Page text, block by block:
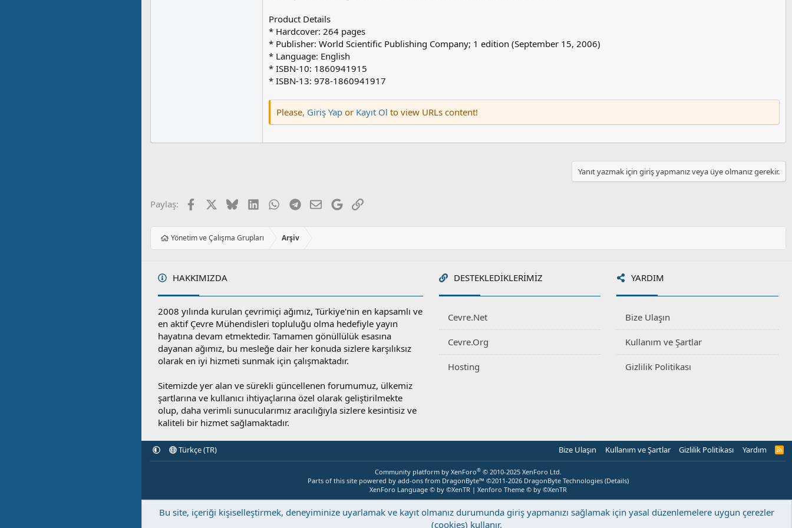
Product Details
* Hardcover: 264 pages
* Publisher: World Scientific Publishing Company; 1 edition (September 15, 2006)
* Language: English
* ISBN-10: 1860941915
* ISBN-13: 978-1860941917
Please, Giriş Yap or Kayıt Ol to view URLs content!
Yanıt yazmak için giriş yapmanız veya üye olmanız gerekir.
Paylaş: Facebook BlueskyLinkedInWhatsApp
Telegram
E-postaGoogleLink
Yönetim ve Çalışma Grupları Arşiv
HAKKIMIZDA
2008 yılında kurulan çevrimiçi ağımız, Türkiye'nin en kapsamlı ve
en aktif Çevre Mühendisleri topluluğu olma hedefiyle yayın
hayatına devam etmektedir. Tamamen gönüllülük esasına
dayanan ağımız, bu mesleğe dair her konuda sizlere karşılıksız
olarak en iyi hizmeti sunmak için çalışmaktadır.
Sitemizde yer alan ve sürekli güncellenen forumumuz, ülkemiz
şartlarına ve kullanıcı ihtiyaçlarına özel olarak geliştirilmekte
olup, daha verimli sunucularımız aracılığıyla sizlere kesintisiz ve
kaliteli bir hizmet sağlamaktadır.
DESTEKLEDIKLERIMIZ
Cevre.Net
Cevre.Org
Hosting
YARDIM
Bize Ulaşın
Kullanım ve Şartlar
Gizlilik Politikası
Türkçe (TR) Bize Ulaşın Kullanım ve Şartlar Gizlilik Politikası Yardım
R
Community platform by XenForo® © 2010-2025 XenForo Ltd.
Parts of this site powered by add-ons from DragonByte™ ©2011-2026 DragonByte Technologies (Details)
XenForo Language © by ©XenTR | Xenforo Theme © by ©XenTR
Bu site, içeriği kişiselleştirmek, deneyiminize uyarlamak ve kayıt olmanız durumunda giriş yapmanızı sağlamak için yasal düzenlemelere uygun çerezler
(cookies) kullanır.